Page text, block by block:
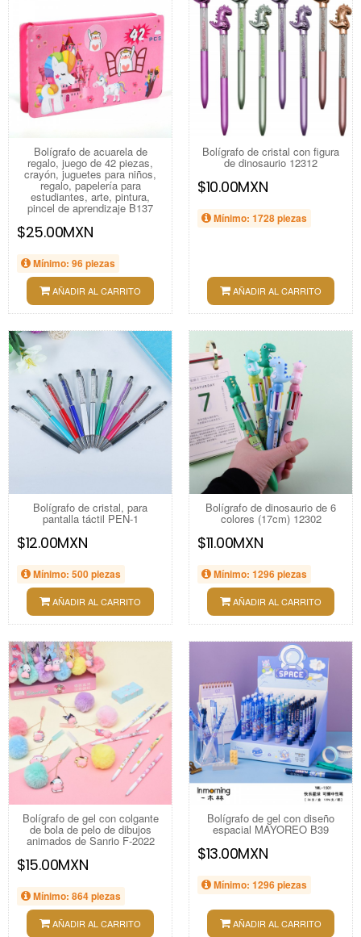
Bolígrafo de acuarela de
regalo, juego de 42 piezas,
crayón, juguetes para niños,
regalo, papelería para
estudiantes, arte, pintura,
pincel de aprendizaje B137
$25.00MXN
Mínimo: 96 piezas
AÑADIR AL CARRITO
Bolígrafo de cristal con figura
de dinosaurio 12312
$10.00MXN
Mínimo: 1728 piezas
AÑADIR AL CARRITO
Bolígrafo de cristal, para
pantalla táctil PEN-1
$12.00MXN
Mínimo: 500 piezas
AÑADIR AL CARRITO
Bolígrafo de dinosaurio de 6
colores (17cm) 12302
$11.00MXN
Mínimo: 1296 piezas
AÑADIR AL CARRITO
Bolígrafo de gel con colgante
de bola de pelo de dibujos
animados de Sanrio F-2022
$15.00MXN
Mínimo: 864 piezas
AÑADIR AL CARRITO
Bolígrafo de gel con diseño
espacial MAYOREO B39
$13.00MXN
Mínimo: 1296 piezas
AÑADIR AL CARRITO